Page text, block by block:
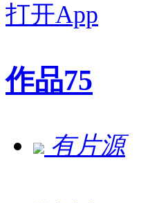
打开App
作品75
有片源